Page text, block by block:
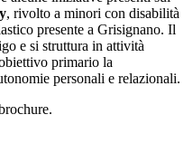
, rivolto a minori con disabilità
presente a Grisignano. Il
e si struttura in attività
primario la
personali e relazionali.